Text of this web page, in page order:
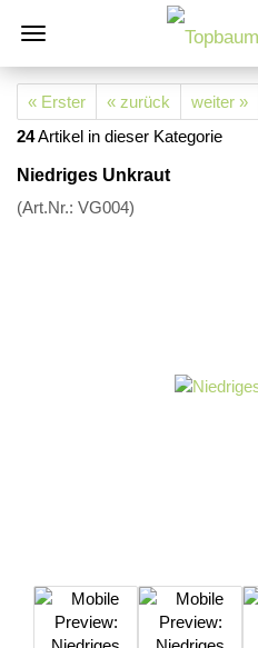
« Erster « zurück weiter »
24Artikel in dieser Kategorie
Niedriges Unkraut
(Art.Nr.: VG004)